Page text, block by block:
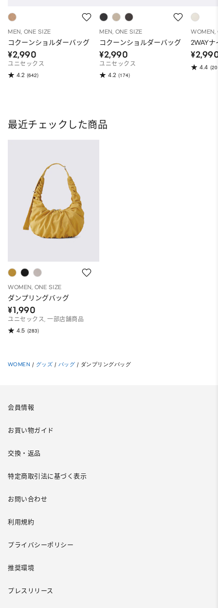
MEN, ONE SIZE
コクーンショルダーバッグ
¥2,990
ユニセックス
4.2 (642)
MEN, ONE SIZE
コクーンショルダーバッグ
¥2,990
ユニセックス
4.2 (174)
WOMEN,
2WAY
4.4
最近チェックした商品
WOMEN, ONE SIZE
ダンプリングバッグ
¥1,990
ユニセックス, 一部店舗商品
4.5 (283)
WOMEN / グッズ / バッグ / ダンプリングバッグ
会員情報
お買い物ガイド
交換・返品
特定商取引法に基づく表示
お問い合わせ
利用規約
プライバシーポリシー
推奨環境
プレスリリース